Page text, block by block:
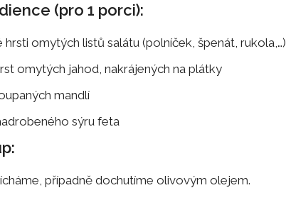
(pro 1 porci):
hrsti omytých listů salátu (polníček, špenát, rukola,…)
omytých jahod, nakrájených na plátky
mandlí
sýru feta
případně dochutíme olivovým olejem.